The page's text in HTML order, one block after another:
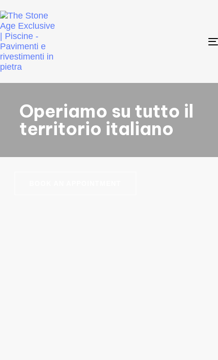
Operiamo su tutto il
territorio italiano